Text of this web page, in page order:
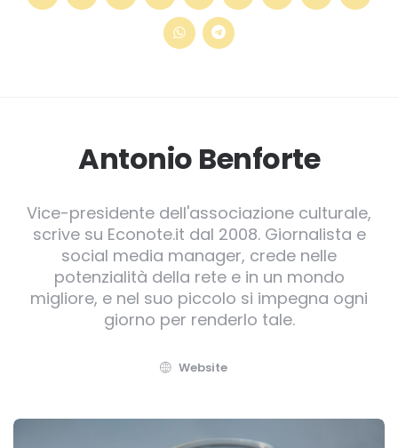
Antonio Benforte
Vice-presidente dell'associazione culturale,
scrive su Econote.it dal 2008. Giornalista e
social media manager, crede nelle
potenzialità della rete e in un mondo
migliore, e nel suo piccolo si impegna ogni
giorno per renderlo tale.
Website
Post